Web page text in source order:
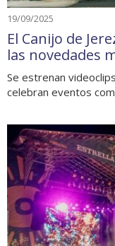
19/09/2025
El Canijo de
las novedades
Se estrenan
celebran eventos